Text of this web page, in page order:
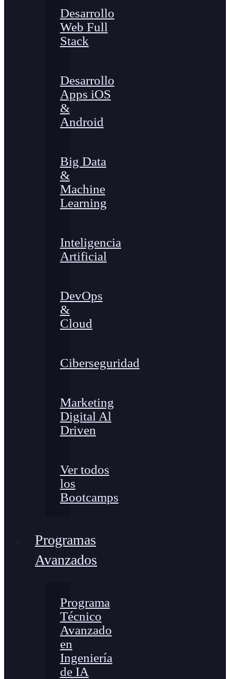
Desarrollo
Web Full
Stack
Desarrollo
Apps iOS
&
Android
Big Data
&
Machine
Learning
Inteligencia
Artificial
DevOps
&
Cloud
Ciberseguridad
Marketing
Digital Al
Driven
Ver todos
los
Bootcamps
Programas
Avanzados
Programa
Técnico
Avanzado
en
Ingeniería
de IA